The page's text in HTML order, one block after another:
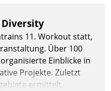
11. Workout statt,
Über 100
Einblicke in
Projekte. Zuletzt
ermittelt.